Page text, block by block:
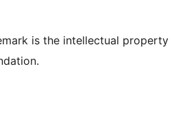
is the intellectual property